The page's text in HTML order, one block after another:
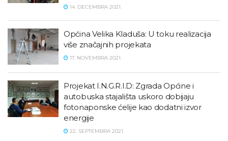
14. DECEMBRA 2021.
Općina Velika Kladuša: U toku realizacija
više značajnih projekata
17. NOVEMBRA 2021.
Projekat I.N.G.R.I.D: Zgrada Općine i
autobuska stajališta uskoro dobijaju
fotonaponske ćelije kao dodatni izvor
energije
22. SEPTEMBRA 2021.